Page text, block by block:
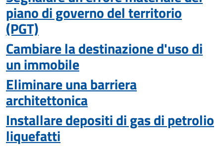
piano di governo del territorio
(PGT)
Cambiare la destinazione d'uso di
un immobile
Eliminare una barriera
architettonica
Installare depositi di gas di petrolio
liquefatti